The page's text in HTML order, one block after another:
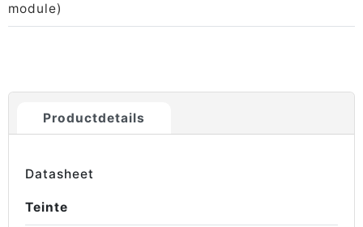
module)
Productdetails
Datasheet
Teinte